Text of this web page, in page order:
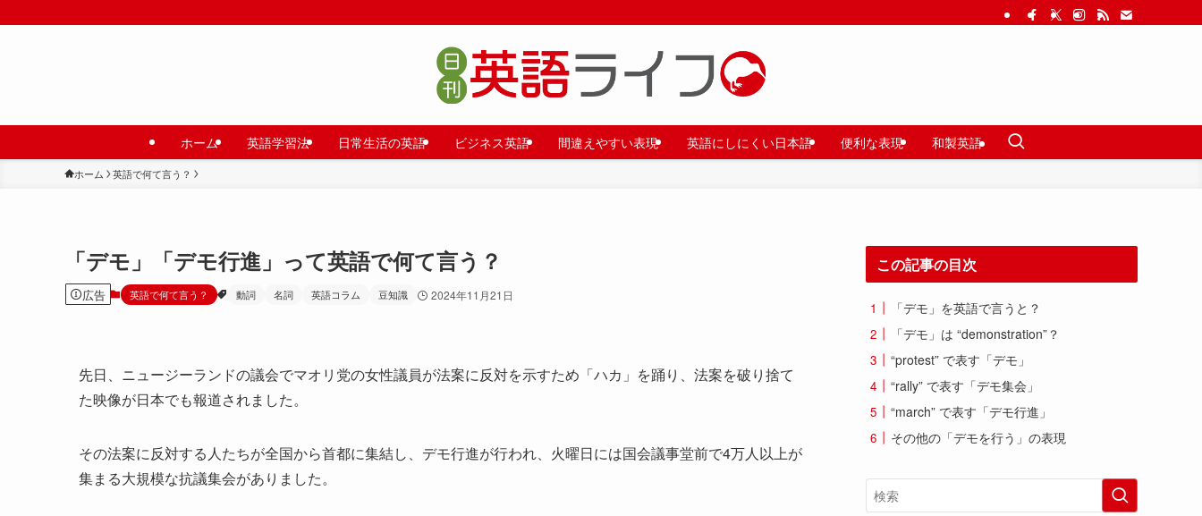
ホーム 英語学習法 日常生活の英語 ビジネス英語 間違えやすい表現 英語にしにくい日本語 便利な表現 和製英語
ホーム 英語で何て言う？
「デモ」「デモ行進」って英語で何て言う？
広告 英語で何て言う？ 動詞 名詞 英語コラム 豆知識 2024年11月21日
先日、ニュージーランドの議会でマオリ党の女性議員が法案に反対を示すため「ハカ」を踊り、法案を破り捨て
た映像が日本でも報道されました。
その法案に反対する人たちが全国から首都に集結し、デモ行進が行われ、火曜日には国会議事堂前で4万人以上が
集まる大規模な抗議集会がありました。
この記事の目次
「デモ」を英語で言うと？
「デモ」は “demonstration”？
“protest” で表す「デモ」
“rally” で表す「デモ集会」
“march” で表す「デモ行進」
その他の「デモを行う」の表現